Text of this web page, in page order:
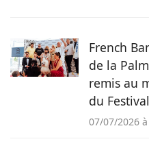
australien, des poules et
French
de la
remis au
du
07/07/2026